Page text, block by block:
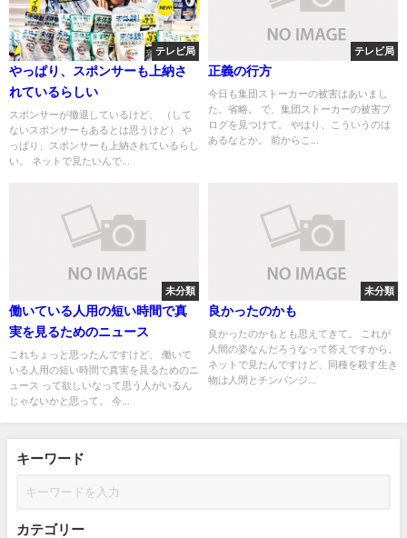
テレビ局
やっぱり、スポンサーも上納さ
れているらしい
スポンサーが撤退しているけど、 （して
ないスポンサーもあるとは思うけど） や
っぱり、スポンサーも上納されているらし
い。 ネットで見たいんで...
テレビ局
正義の行方
今日も集団ストーカーの被害はあいまし
た。省略。 で、集団ストーカーの被害ブ
ログを見つけて。 やはり、こういうのは
あるなとか。 前からこ...
未分類
働いている人用の短い時間で真
実を見るためのニュース
これちょっと思ったんですけど、 働いて
いる人用の短い時間で真実を見るためのニ
ュース って欲しいなって思う人がいるん
じゃないかと思って。 今...
未分類
良かったのかも
良かったのかもとも思えてきて。 これが
人間の姿なんだろうなって答えですから。
ネットで見たんですけど、同種を殺す生き
物は人間とチンパンジ...
キーワード
カテゴリー